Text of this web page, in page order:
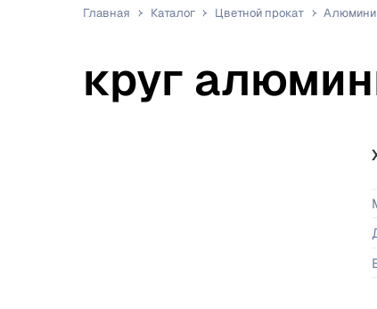
Главная Каталог Цветной прокат
круг